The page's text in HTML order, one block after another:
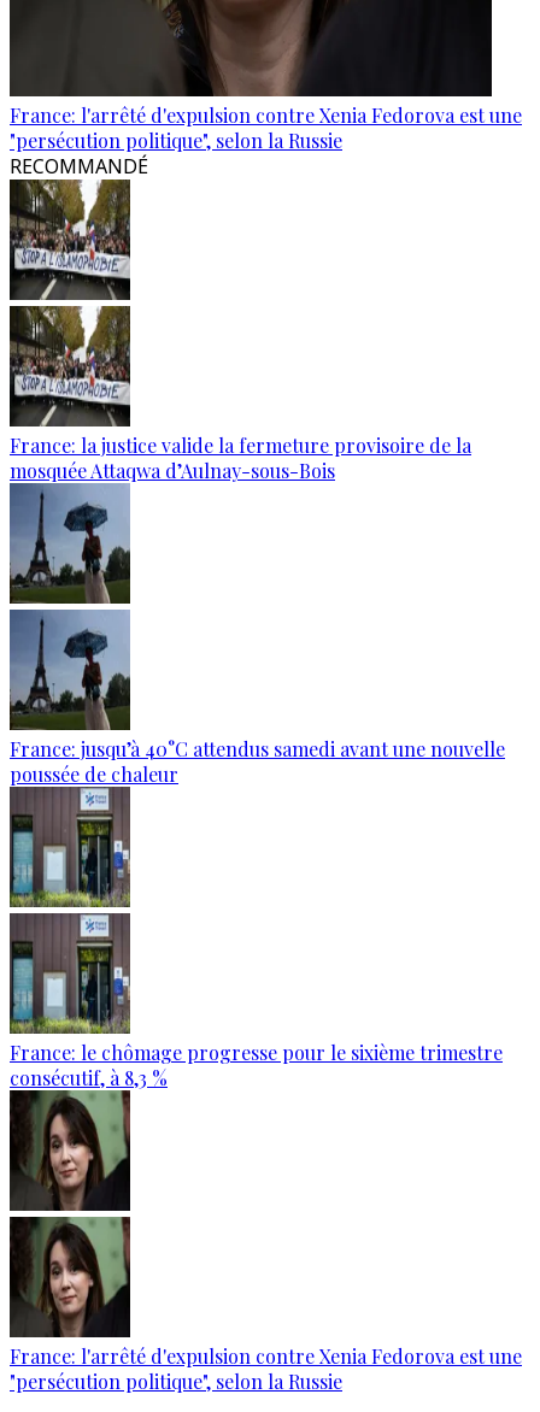
France: l'arrêté d'expulsion contre Xenia Fedorova est une
"persécution politique", selon la Russie
RECOMMANDÉ
France: la justice valide la fermeture provisoire de la
mosquée Attaqwa d’Aulnay-sous-Bois
France: jusqu’à 40°C attendus samedi avant une nouvelle
poussée de chaleur
France: le chômage progresse pour le sixième trimestre
consécutif, à 8,3 %
France: l'arrêté d'expulsion contre Xenia Fedorova est une
"persécution politique", selon la Russie